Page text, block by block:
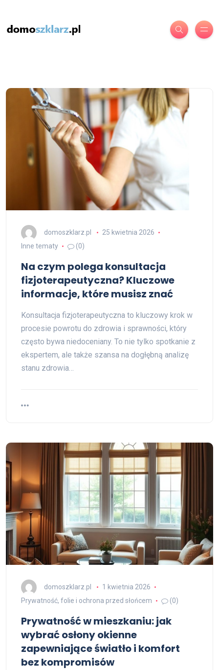
domoszklarz.pl
25 kwietnia 2026
Inne tematy
(0)
Na czym polega konsultacja
fizjoterapeutyczna? Kluczowe
informacje, które musisz znać
Konsultacja fizjoterapeutyczna to kluczowy krok w
procesie powrotu do zdrowia i sprawności, który
często bywa niedoceniany. To nie tylko spotkanie z
ekspertem, ale także szansa na dogłębną analizę
stanu zdrowia…
domoszklarz.pl
1 kwietnia 2026
Prywatność, folie i ochrona przed słońcem
(0)
Prywatność w mieszkaniu: jak
wybrać osłony okienne
zapewniające światło i komfort
bez kompromisów